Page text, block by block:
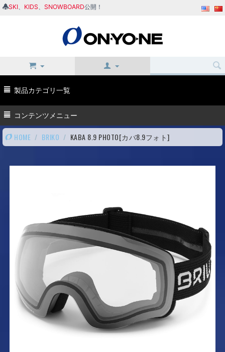
SKI KIDS SNOWBOARD公開！
製品カテゴリ一覧
コンテンツメニュー
HOME / BRIKO / KABA 8.9 PHOTO[カバ8.9フォト]